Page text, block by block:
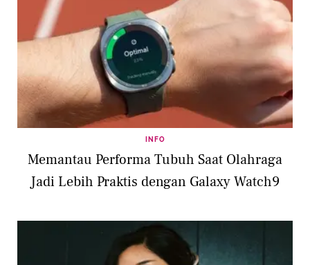
INFO
Memantau Performa Tubuh Saat Olahraga
Jadi Lebih Praktis dengan Galaxy Watch9